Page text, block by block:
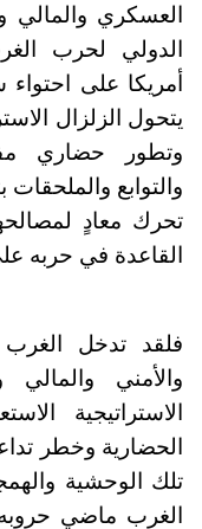
العسكري والمالي
الدولي لحرب
أمريكا على
يتحول الزلزال
وتطور حضاري
والتوابع
تحرك معادٍ
القاعدة في حربه
فلقد تدخل
والأمني والمالي
الاستراتيجية
الحضارية وخطر
تلك الوحشية
الغرب ماضي حروبه